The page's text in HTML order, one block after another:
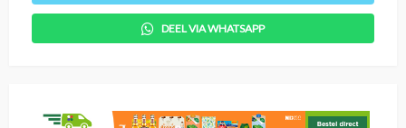
DEEL VIA WHATSAPP